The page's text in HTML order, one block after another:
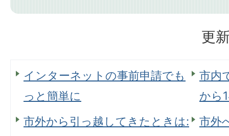
更
インターネットの事前申請でも
っと簡単に
市内
から
市外から引っ越してきたときは:
市外